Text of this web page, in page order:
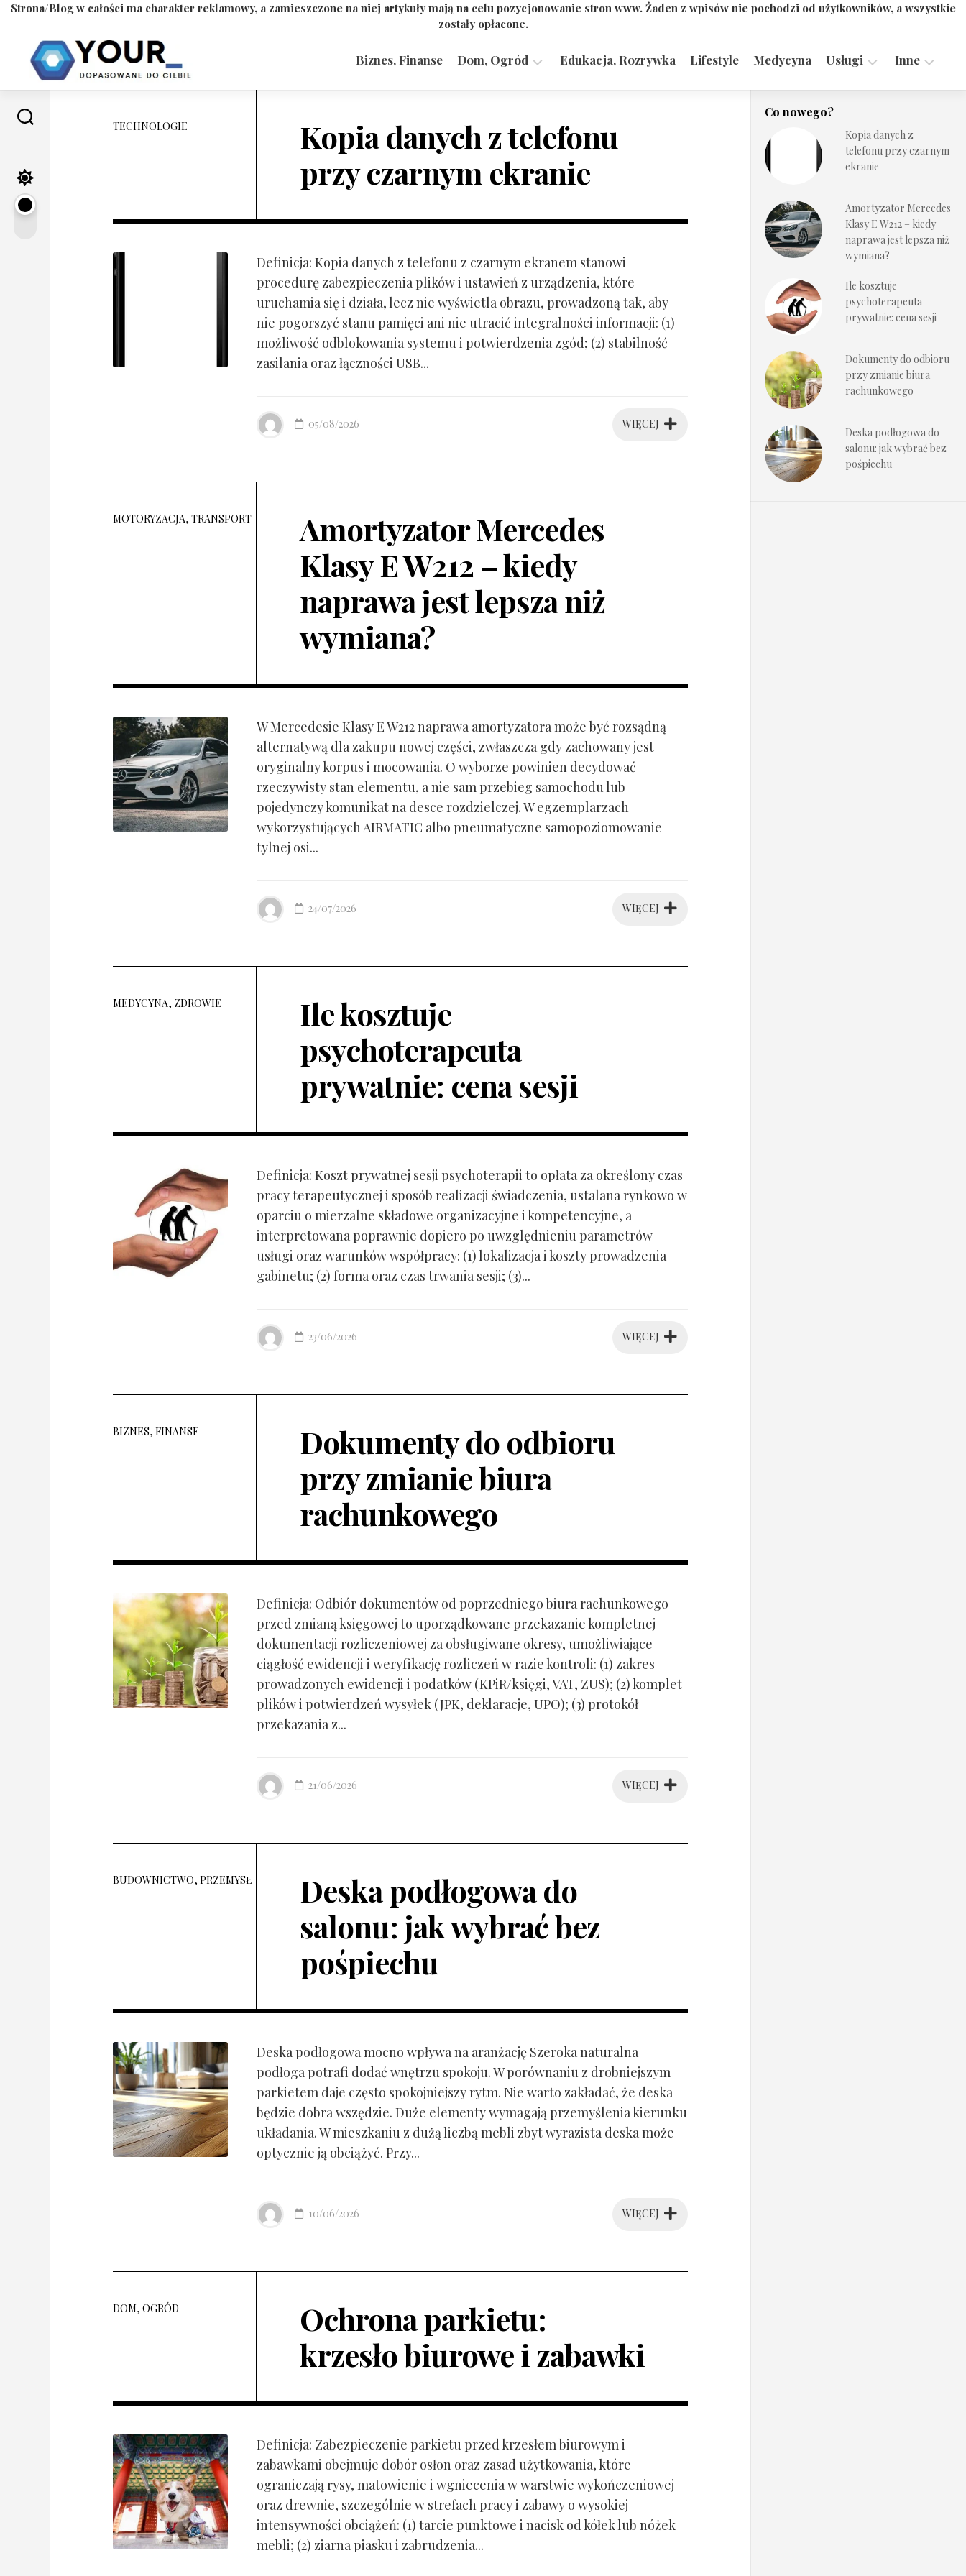
Strona/Blog w całości ma charakter reklamowy, a zamieszczone na niej artykuły mają na celu pozycjonowanie stron www. Żaden z wpisów nie pochodzi od użytkowników, a wszystkie
zostały opłacone.
content
Biznes, Finanse Dom, Ogród Edukacja, Rozrywka Lifestyle Medycyna Usługi
Technologie
Inne
TECHNOLOGIE
Kopia danych z telefonu
przy czarnym ekranie
Definicja: Kopia danych z telefonu z czarnym ekranem stanowi
procedurę zabezpieczenia plików i ustawień z urządzenia, które
uruchamia się i działa, lecz nie wyświetla obrazu, prowadzoną tak, aby
nie pogorszyć stanu pamięci ani nie utracić integralności informacji: (1)
możliwość odblokowania systemu i potwierdzenia zgód; (2) stabilność
zasilania oraz łączności USB...
WIĘCEJ
05/08/2026
MOTORYZACJA, TRANSPORT
Amortyzator Mercedes
Klasy E W212 – kiedy
naprawa jest lepsza niż
wymiana?
W Mercedesie Klasy E W212 naprawa amortyzatora może być rozsądną
alternatywą dla zakupu nowej części, zwłaszcza gdy zachowany jest
oryginalny korpus i mocowania. O wyborze powinien decydować
rzeczywisty stan elementu, a nie sam przebieg samochodu lub
pojedynczy komunikat na desce rozdzielczej. W egzemplarzach
wykorzystujących AIRMATIC albo pneumatyczne samopoziomowanie
tylnej osi...
WIĘCEJ
24/07/2026
MEDYCYNA, ZDROWIE
Ile kosztuje
psychoterapeuta
prywatnie: cena sesji
Definicja: Koszt prywatnej sesji psychoterapii to opłata za określony czas
pracy terapeutycznej i sposób realizacji świadczenia, ustalana rynkowo w
oparciu o mierzalne składowe organizacyjne i kompetencyjne, a
interpretowana poprawnie dopiero po uwzględnieniu parametrów
usługi oraz warunków współpracy: (1) lokalizacja i koszty prowadzenia
gabinetu; (2) forma oraz czas trwania sesji; (3)...
WIĘCEJ
23/06/2026
BIZNES, FINANSE
Dokumenty do odbioru
przy zmianie biura
rachunkowego
Definicja: Odbiór dokumentów od poprzedniego biura rachunkowego
przed zmianą księgowej to uporządkowane przekazanie kompletnej
dokumentacji rozliczeniowej za obsługiwane okresy, umożliwiające
ciągłość ewidencji i weryfikację rozliczeń w razie kontroli: (1) zakres
prowadzonych ewidencji i podatków (KPiR/księgi, VAT, ZUS); (2) komplet
plików i potwierdzeń wysyłek (JPK, deklaracje, UPO); (3) protokół
przekazania z...
WIĘCEJ
21/06/2026
BUDOWNICTWO, PRZEMYSŁ
Deska podłogowa do
salonu: jak wybrać bez
pośpiechu
Deska podłogowa mocno wpływa na aranżację Szeroka naturalna
podłoga potrafi dodać wnętrzu spokoju. W porównaniu z drobniejszym
parkietem daje często spokojniejszy rytm. Nie warto zakładać, że deska
będzie dobra wszędzie. Duże elementy wymagają przemyślenia kierunku
układania. W mieszkaniu z dużą liczbą mebli zbyt wyrazista deska może
optycznie ją obciążyć. Przy...
WIĘCEJ
10/06/2026
DOM, OGRÓD
Ochrona parkietu:
krzesło biurowe i zabawki
Definicja: Zabezpieczenie parkietu przed krzesłem biurowym i
zabawkami obejmuje dobór osłon oraz zasad użytkowania, które
ograniczają rysy, matowienie i wgniecenia w warstwie wykończeniowej
oraz drewnie, szczególnie w strefach pracy i zabawy o wysokiej
intensywności obciążeń: (1) tarcie punktowe i nacisk od kółek lub nóżek
mebli; (2) ziarna piasku i zabrudzenia...
Co nowego?
Kopia danych z
telefonu przy czarnym
ekranie
Amortyzator Mercedes
Klasy E W212 – kiedy
naprawa jest lepsza niż
wymiana?
Ile kosztuje
psychoterapeuta
prywatnie: cena sesji
Dokumenty do odbioru
przy zmianie biura
rachunkowego
Deska podłogowa do
salonu: jak wybrać bez
pośpiechu